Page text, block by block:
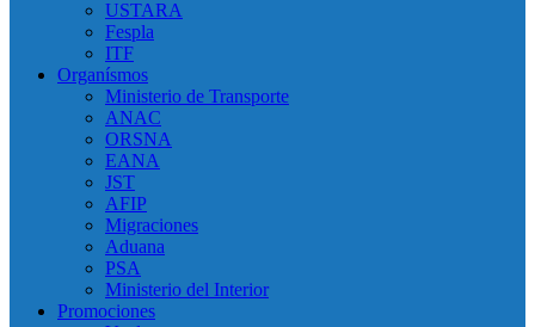
USTARA
Fespla
ITF
Organísmos
Ministerio de Transporte
ANAC
ORSNA
EANA
JST
AFIP
Migraciones
Aduana
PSA
Ministerio del Interior
Promociones